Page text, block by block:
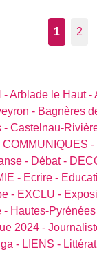
1 2
-Arblade le Haut -
- Bagnères
- Castelnau-
COMMUNIQUES -
- Débat -
- Ecrire -
- EXCLU -
- Hautes-
2024 -
- LIENS -